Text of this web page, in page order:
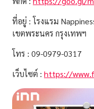
ที่อยู่ : โรงแรม
เขตพระนคร กรุงเทพฯ
โทร : 09-0979-0317
เว็บไซต์ : https://